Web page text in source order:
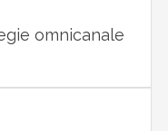
omnicanale